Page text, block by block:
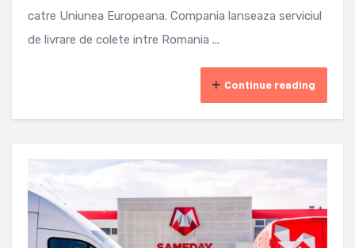
catre Uniunea Europeana. Compania lanseaza serviciul
de livrare de colete intre Romania ...
Continue reading